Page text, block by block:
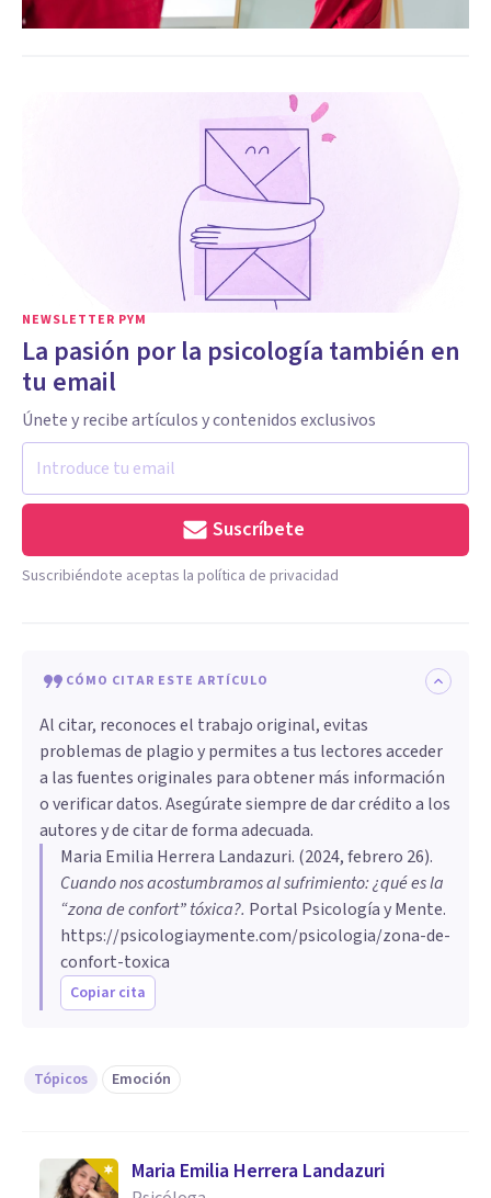
NEWSLETTER PYM
La pasión por la psicología también en
tu email
Únete y recibe artículos y contenidos exclusivos
Suscríbete
Suscribiéndote aceptas la política de privacidad
CÓMO CITAR ESTE ARTÍCULO
Al citar, reconoces el trabajo original, evitas
problemas de plagio y permites a tus lectores acceder
a las fuentes originales para obtener más información
o verificar datos. Asegúrate siempre de dar crédito a los
autores y de citar de forma adecuada.
Maria Emilia Herrera Landazuri. (2024, febrero 26).
Cuando nos acostumbramos al sufrimiento: ¿qué es la
“zona de confort” tóxica?. Portal Psicología y Mente.
https://psicologiaymente.com/psicologia/zona-de-
confort-toxica
Copiar cita
Tópicos Emoción
Maria Emilia Herrera Landazuri